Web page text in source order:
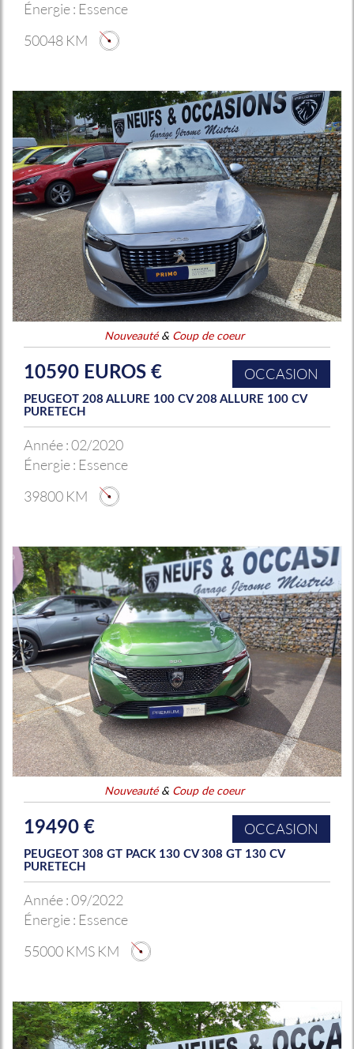
Énergie : Essence
50048 KM
Nouveauté& Coup de coeur
10590 EUROS € OCCASION
PEUGEOT 208 ALLURE 100 CV 208 ALLURE 100 CV
PURETECH
Année :02/2020
Énergie : Essence
39800 KM
Nouveauté& Coup de coeur
19490 € OCCASION
PEUGEOT 308 GT PACK 130 CV 308 GT 130 CV
PURETECH
Année :09/2022
Énergie : Essence
55000 KMS KM